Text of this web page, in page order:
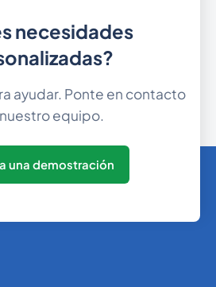
necesidades
ayudar. Ponte en contacto
equipo.
una demostración